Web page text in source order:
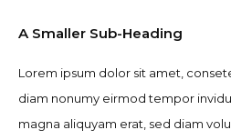
A Smaller Sub-Heading
Lorem ipsum dolor sit amet,
diam nonumy eirmod tempor
magna aliquyam erat, sed diam